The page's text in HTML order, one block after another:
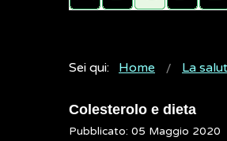
Sei qui: Home La
Colesterolo e dieta
Pubblicato: 05 Maggio 2020